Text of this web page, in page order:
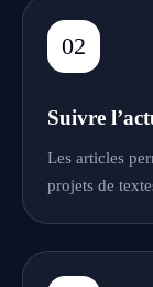
02
Suivre
Les articles
projets de